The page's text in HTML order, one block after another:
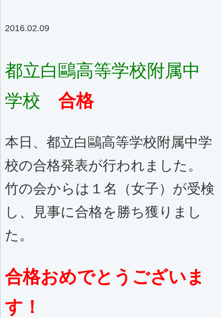
2016.02.09
都立白鷗高等学校附属中
学校
合格
本日、都立白鷗高等学校附属中学
校の合格発表が行われました。
竹の会からは１名（女子）が受検
し、見事に合格を勝ち獲りまし
た。
合格おめでとうございま
す！